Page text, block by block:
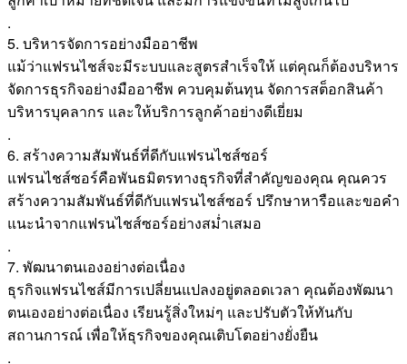
.
5. บริหารจัดการอย่างมืออาชีพ
แม้ว่าแฟรนไชส์จะมีระบบและสูตรสำเร็จให้ แต่คุณก็ต้องบริหาร
จัดการธุรกิจอย่างมืออาชีพ ควบคุมต้นทุน จัดการสต็อกสินค้า
บริหารบุคลากร และให้บริการลูกค้าอย่างดีเยี่ยม
.
6. สร้างความสัมพันธ์ที่ดีกับแฟรนไชส์ซอร์
แฟรนไชส์ซอร์คือพันธมิตรทางธุรกิจที่สำคัญของคุณ คุณควร
สร้างความสัมพันธ์ที่ดีกับแฟรนไชส์ซอร์ ปรึกษาหารือและขอคำ
แนะนำจากแฟรนไชส์ซอร์อย่างสม่ำเสมอ
.
7. พัฒนาตนเองอย่างต่อเนื่อง
ธุรกิจแฟรนไชส์มีการเปลี่ยนแปลงอยู่ตลอดเวลา คุณต้องพัฒนา
ตนเองอย่างต่อเนื่อง เรียนรู้สิ่งใหม่ๆ และปรับตัวให้ทันกับ
สถานการณ์ เพื่อให้ธุรกิจของคุณเติบโตอย่างยั่งยืน
.